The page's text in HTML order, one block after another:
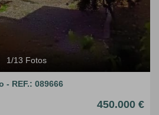
1/13 Fotos
- REF.: 089666
450.000 €